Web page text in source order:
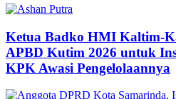
Ketua Badko HMI Kaltim-
APBD Kutim 2026 untuk
KPK Awasi Pengelolaannya